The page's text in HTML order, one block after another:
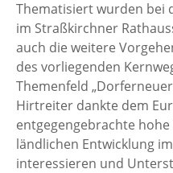
Thematisiert wurden bei
im Straßkirchner
auch die weitere
des vorliegenden
Themenfeld
Hirtreiter dankte dem
entgegengebrachte
ländlichen Entwicklung
interessieren und